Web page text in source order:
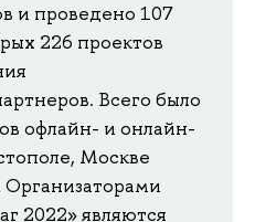
и проведено 107
226 проектов
Всего было
офлайн- и онлайн-
Москве
2022» являются